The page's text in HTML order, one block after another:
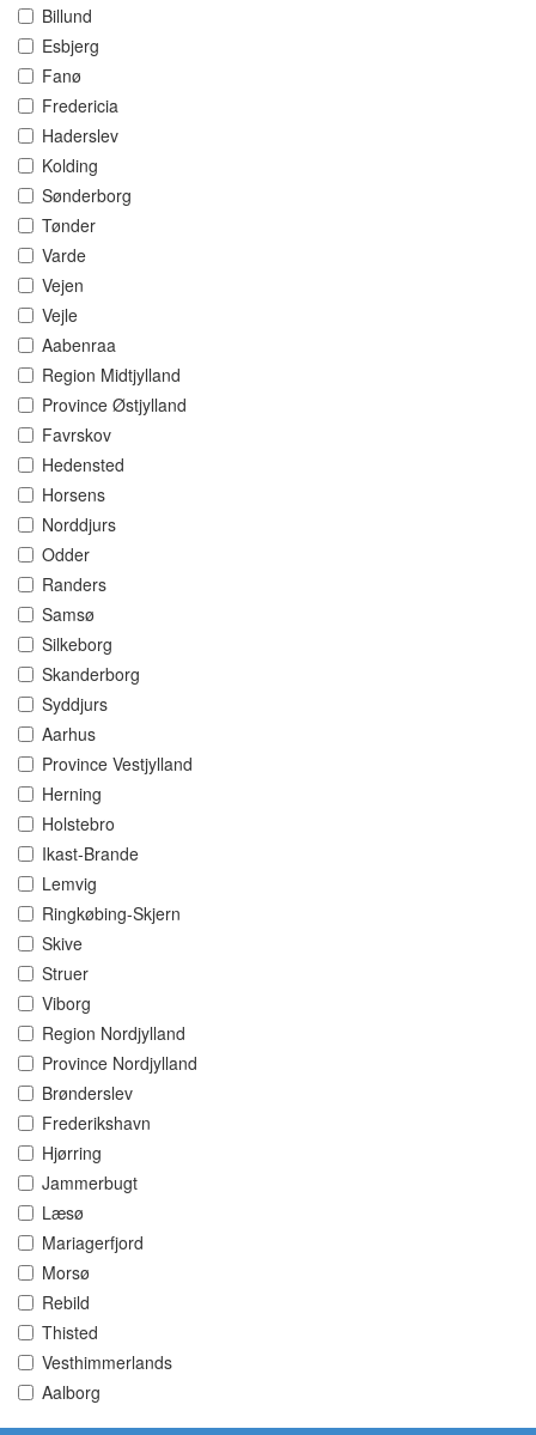
Billund
Esbjerg
Fanø
Fredericia
Haderslev
Kolding
Sønderborg
Tønder
Varde
Vejen
Vejle
Aabenraa
Region Midtjylland
Province Østjylland
Favrskov
Hedensted
Horsens
Norddjurs
Odder
Randers
Samsø
Silkeborg
Skanderborg
Syddjurs
Aarhus
Province Vestjylland
Herning
Holstebro
Ikast-Brande
Lemvig
Ringkøbing-Skjern
Skive
Struer
Viborg
Region Nordjylland
Province Nordjylland
Brønderslev
Frederikshavn
Hjørring
Jammerbugt
Læsø
Mariagerfjord
Morsø
Rebild
Thisted
Vesthimmerlands
Aalborg